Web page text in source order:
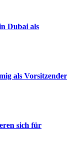
Dubai als
als Vorsitzender
sich für